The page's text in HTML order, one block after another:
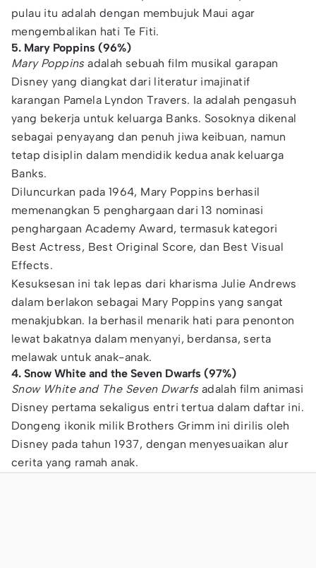
pulau itu adalah dengan membujuk Maui agar
mengembalikan hati Te Fiti.
5. Mary Poppins (96%)
Mary Poppinsadalah sebuah film musikal garapan
Disney yang diangkat dari literatur imajinatif
karangan Pamela Lyndon Travers. Ia adalah pengasuh
yang bekerja untuk keluarga Banks. Sosoknya dikenal
sebagai penyayang dan penuh jiwa keibuan, namun
tetap disiplin dalam mendidik kedua anak keluarga
Banks.
Diluncurkan pada 1964, Mary Poppins berhasil
memenangkan 5 penghargaan dari 13 nominasi
penghargaan Academy Award, termasuk kategori
Best Actress, Best Original Score, dan Best Visual
Effects.
Kesuksesan ini tak lepas dari kharisma Julie Andrews
dalam berlakon sebagai Mary Poppins yang sangat
menakjubkan. Ia berhasil menarik hati para penonton
lewat bakatnya dalam menyanyi, berdansa, serta
melawak untuk anak-anak.
4. Snow White and the Seven Dwarfs (97%)
Snow White and The Seven Dwarfsadalah film animasi
Disney pertama sekaligus entri tertua dalam daftar ini.
Dongeng ikonik milik Brothers Grimm ini dirilis oleh
Disney pada tahun 1937, dengan menyesuaikan alur
cerita yang ramah anak.